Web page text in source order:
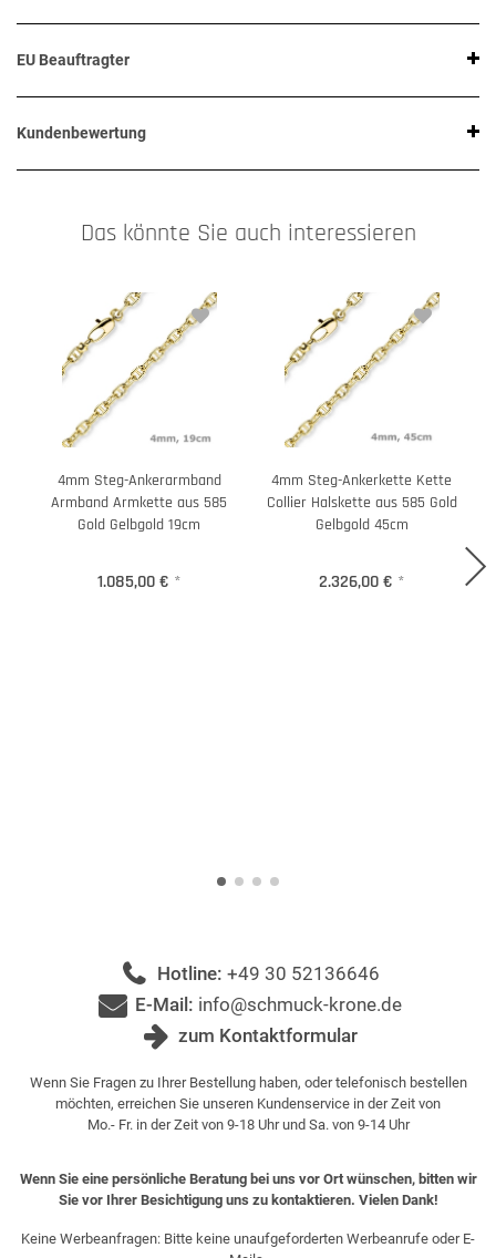
EU Beauftragter
Kundenbewertung
Das könnte Sie auch interessieren
4mm Steg-Ankerarmband
Armband Armkette aus 585
Gold Gelbgold 19cm
1.085,00 € *
4mm Steg-Ankerkette Kette
Collier Halskette aus 585 Gold
Gelbgold 45cm
2.326,00 € *
Hotline: +49 30 52136646
E-Mail: info@schmuck-krone.de
zum Kontaktformular
Wenn Sie Fragen zu Ihrer Bestellung haben, oder telefonisch bestellen
möchten, erreichen Sie unseren Kundenservice in der Zeit von
Mo.- Fr. in der Zeit von 9-18 Uhr und Sa. von 9-14 Uhr
Wenn Sie eine persönliche Beratung bei uns vor Ort wünschen, bitten wir
Sie vor Ihrer Besichtigung uns zu kontaktieren. Vielen Dank!
Keine Werbeanfragen: Bitte keine unaufgeforderten Werbeanrufe oder E-